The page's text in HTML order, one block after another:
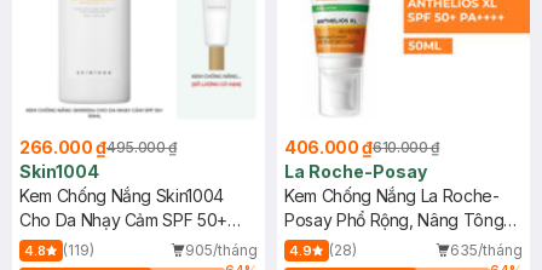
266.000 ₫495.000 ₫
Skin1004
Kem Chống Nắng Skin1004
Cho Da Nhạy Cảm SPF 50+
50ml
4.8 (119)
905/tháng
406.000 ₫610.000 ₫
La Roche-Posay
Kem Chống Nắng La Roche-
Posay Phổ Rộng, Nâng Tông
Kiềm Dầu 50ml
4.9 (28)
635/tháng